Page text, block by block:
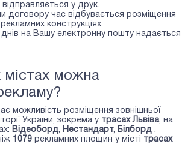
у друк.
договору час відбувається розміщення
конструкціях.
на Вашу електронну пошту надається
містах можна
можливість розміщення зовнішньої
України, зокрема у трасах Львіва, на
Відеоборд, Нестандарт, Білборд .
1079 рекламних площин у місті трасах